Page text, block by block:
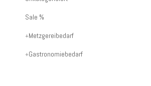
oder
Sale %
Metzgereibedarf
Gastronomiebedarf